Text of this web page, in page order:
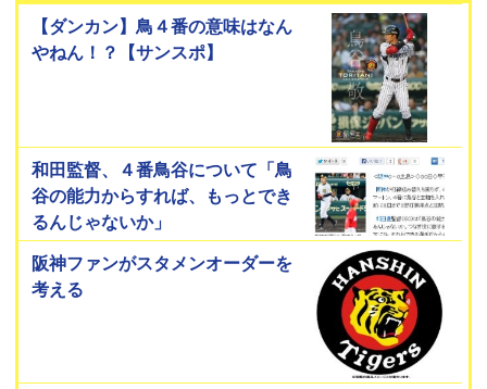
【ダンカン】鳥４番の意味はなん
やねん！？【サンスポ】
和田監督、４番鳥谷について「鳥
谷の能力からすれば、もっとでき
るんじゃないか」
阪神ファンがスタメンオーダーを
考える